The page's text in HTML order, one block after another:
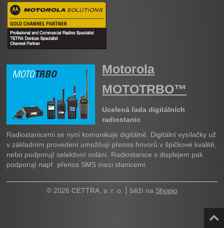
Motorola
MOTOTRBO™
Ucelená řada digitálních
radiostanic
Radiostanicemi se nyní komunikuje digitálně. Digitální vysílačky už
v základním provedení umožňují přenos hovorů v špičkové kvalitě,
nebo podporují selektivní volání. Radiostanice s displejem pak
podporují např. přenos SMS mezi stanicemi.
© 2026 CETTRA, s. r. o. běží na Shopio